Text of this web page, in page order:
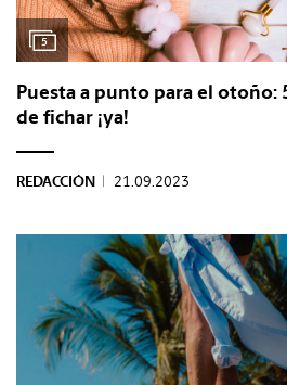
5
Puesta a punto para el
de fichar ¡ya!
REDACCIÓN | 21.09.2023